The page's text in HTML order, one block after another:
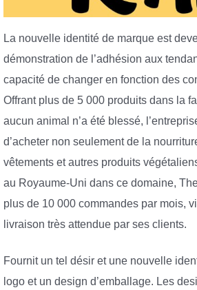
La nouvelle identité de marque est
démonstration de l’adhésion aux
capacité de changer en fonction des
Offrant plus de 5 000 produits dans la
aucun animal n’a été blessé,
d’acheter non seulement de la
vêtements et autres produits
au Royaume-Uni dans ce domaine,
plus de 10 000 commandes par mois,
livraison très attendue par ses clients.
Fournit un tel désir et une nouvelle
logo et un design d’emballage. Les